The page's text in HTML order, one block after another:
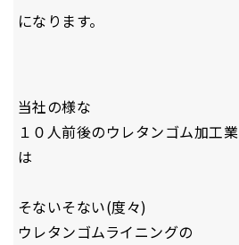
になります。
当社の様な
１０人前後のウレタンゴム加工業
は
そないそない(度々)
ウレタンゴムライニングの